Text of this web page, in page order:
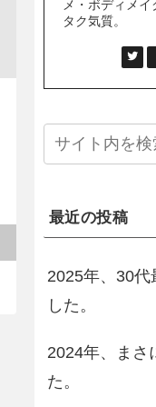
メ・ボディメ
タク気質。
最近の投稿
2025年、30代
した。
2024年、まさ
た。